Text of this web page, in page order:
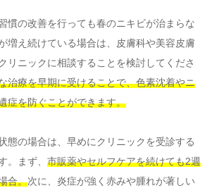
慣の改善を行っても春のニキビが治まらな
増え続けている場合は、皮膚科や美容皮膚
リニックに相談することを検討してくださ
治療を早期に受けることで、色素沈着やニ
症を防ぐことができます。
態の場合は、早めにクリニックを受診する
。まず、 市販薬やセルフケアを続けても2週
合。次に、炎症が強く赤みや腫れが著しい